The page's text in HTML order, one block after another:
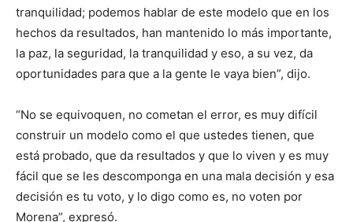
tranquilidad; podemos hablar de este modelo que en los
hechos da resultados, han mantenido lo más importante,
la paz, la seguridad, la tranquilidad y eso, a su vez, da
oportunidades para que a la gente le vaya bien”, dijo.
“No se equivoquen, no cometan el error, es muy difícil
construir un modelo como el que ustedes tienen, que
está probado, que da resultados y que lo viven y es muy
fácil que se les descomponga en una mala decisión y esa
decisión es tu voto, y lo digo como es, no voten por
Morena”, expresó.